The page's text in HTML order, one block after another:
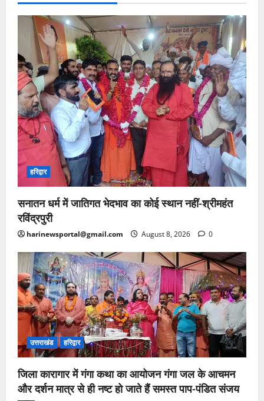
हरिद्वार
सनातन धर्म में जातिगत भेदभाव का कोई स्थान नहीं-श्रीमहंत
रविंद्रपुरी
harinewsportal@gmail.com August 8, 2026 0
उत्तराखंड हरिद्वार
जिला कारागार में गंगा कथा का आयोजन गंगा जल के आचमन
और दर्शन मात्र से ही नष्ट हो जाते हैं समस्त पाप-पंडित संजय